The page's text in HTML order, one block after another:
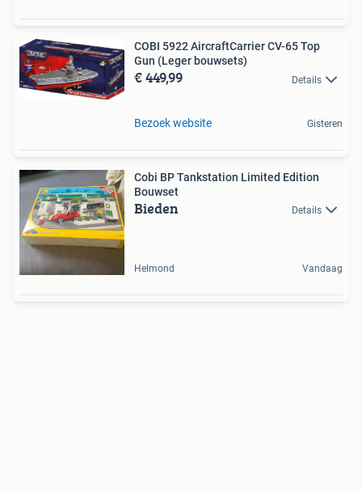
COBI 5922 AircraftCarrier CV-65 Top
Gun (Leger bouwsets)
€ 449,99 Details
Bezoek website Gisteren
Cobi BP Tankstation Limited Edition
Bouwset
Bieden Details
Helmond Vandaag